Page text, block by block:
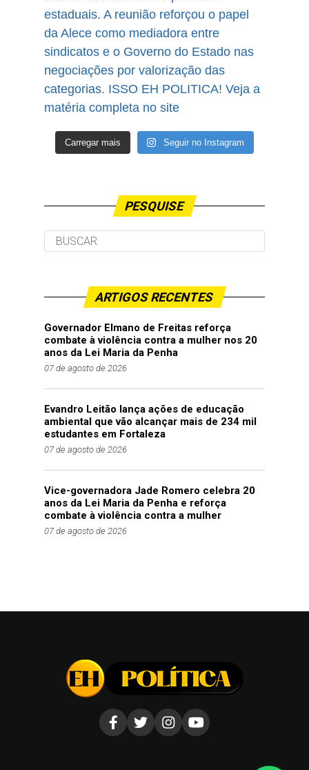
Carregar mais Seguir no Instagram
PESQUISE
ARTIGOS RECENTES
Governador Elmano de Freitas reforça
combate à violência contra a mulher nos 20
anos da Lei Maria da Penha
07 de agosto de 2026
Evandro Leitão lança ações de educação
ambiental que vão alcançar mais de 234 mil
estudantes em Fortaleza
07 de agosto de 2026
Vice-governadora Jade Romero celebra 20
anos da Lei Maria da Penha e reforça
combate à violência contra a mulher
07 de agosto de 2026